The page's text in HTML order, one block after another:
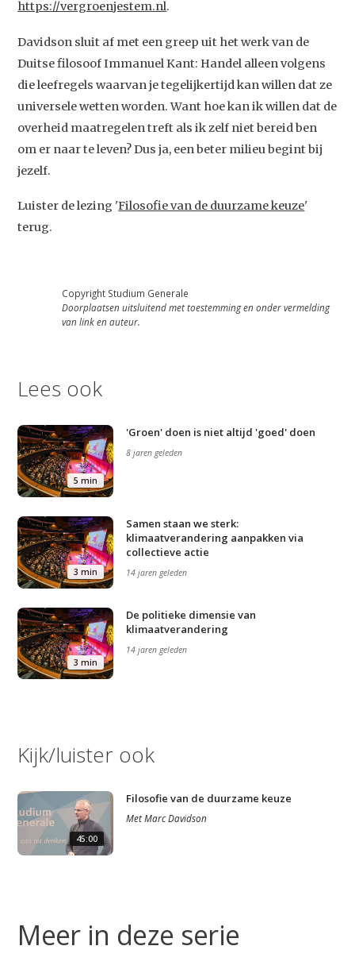
https://vergroenjestem.nl.
Davidson sluit af met een greep uit het werk van de
Duitse filosoof Immanuel Kant: Handel alleen volgens
die leefregels waarvan je tegelijkertijd kan willen dat ze
universele wetten worden. Want hoe kan ik willen dat de
overheid maatregelen treft als ik zelf niet bereid ben
om er naar te leven? Dus ja, een beter milieu begint bij
jezelf.
Luister de lezing 'Filosofie van de duurzame keuze'
terug.
Copyright Studium Generale
Doorplaatsen uitsluitend met toestemming en onder vermelding
van link en auteur.
Lees ook
5 min
'Groen' doen is niet altijd 'goed' doen
8 jaren geleden
3 min
Samen staan we sterk:
klimaatverandering aanpakken via
collectieve actie
14 jaren geleden
3 min
De politieke dimensie van
klimaatverandering
14 jaren geleden
Kijk/luister ook
45:00
Filosofie van de duurzame keuze
MetMarc Davidson
Meer in deze serie